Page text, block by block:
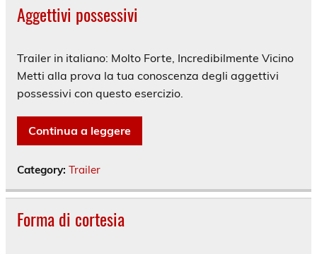
Aggettivi possessivi
Trailer in italiano: Molto Forte, Incredibilmente Vicino
Metti alla prova la tua conoscenza degli aggettivi
possessivi con questo esercizio.
Continua a leggere
Category: Trailer
Forma di cortesia